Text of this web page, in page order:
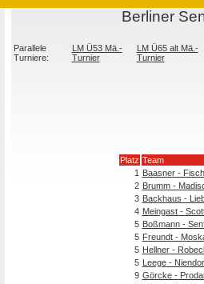
Berliner
Parallele
Turniere:
LM Ü53 Mä.-
Turnier
LM Ü65 alt Mä.-
Turnier
Platz Team
1 Baasner -
2 Brumm -
3 Backhaus -
4 Meingast -
5 Boßmann -
5 Freundt -
5 Hellner -
5 Leege -
9 Görcke -